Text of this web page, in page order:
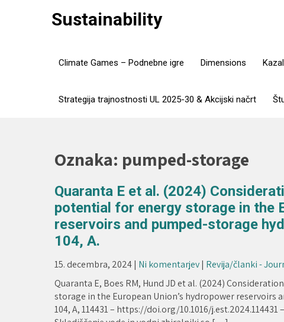
Sustainability
Climate Games – Podnebne igre Dimensions
Strategija trajnostnosti UL 2025-30 & Akcijski načrt
Oznaka: pumped-storage
Quaranta E et al. (2024)
potential for energy storage in the
reservoirs and pumped-storage
104, A.
15. decembra, 2024| Ni komentarjev| Revija/članki -
Quaranta E, Boes RM, Hund JD et al. (2024)
storage in the European Union’s hydropower
104, A, 114431 – https://doi.org/10.1016/